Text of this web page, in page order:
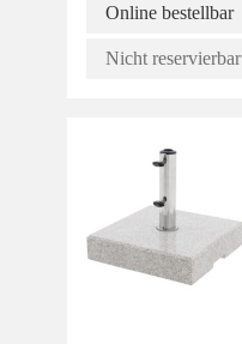
Online bestellbar
Nicht reservierbar